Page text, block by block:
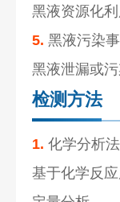
黑液资源化
5. 黑液污染
黑液泄漏或
检测方法
1. 化学分析法
基于化学反